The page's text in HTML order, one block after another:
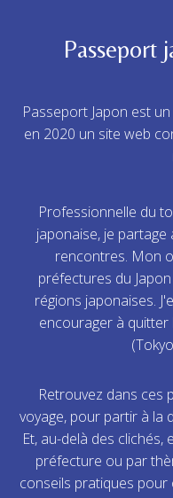
Passeport
Passeport Japon est
en 2020 un site web
Professionnelle du
japonaise, je
rencontres. Mon
préfectures du
régions japonaises.
encourager à
Retrouvez dans ces
voyage, pour partir à la
Et, au-delà des clichés,
préfecture ou par
conseils pratiques pour